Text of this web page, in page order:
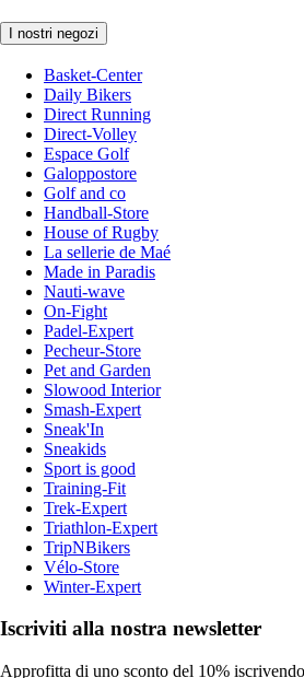
I nostri negozi
Basket-Center
Daily Bikers
Direct Running
Direct-Volley
Espace Golf
Galoppostore
Golf and co
Handball-Store
House of Rugby
La sellerie de Maé
Made in Paradis
Nauti-wave
On-Fight
Padel-Expert
Pecheur-Store
Pet and Garden
Slowood Interior
Smash-Expert
Sneak'In
Sneakids
Sport is good
Training-Fit
Trek-Expert
Triathlon-Expert
TripNBikers
Vélo-Store
Winter-Expert
Iscriviti alla nostra newsletter
Approfitta di uno sconto del 10%